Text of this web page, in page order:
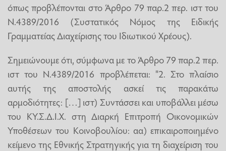
όπως προβλέπονται στο Άρθρο 79 παρ.2 περ. ιστ του
Ν.4389/2016 (Συστατικός Νόμος της Ειδικής
Γραμματείας Διαχείρισης του Ιδιωτικού Χρέους).
Σημειώνουμε ότι, σύμφωνα με το Άρθρο 79 παρ.2 περ.
ιστ του Ν.4389/2016 προβλέπεται: "2. Στο πλαίσιο
αυτής της αποστολής ασκεί τις παρακάτω
αρμοδιότητες: […] ιστ) Συντάσσει και υποβάλλει μέσω
του ΚΥ.Σ.Δ.Ι.Χ. στη Διαρκή Επιτροπή Οικονομικών
Υποθέσεων του Κοινοβουλίου: αα) επικαιροποιημένο
κείμενο της Εθνικής Στρατηγικής για τη διαχείριση του